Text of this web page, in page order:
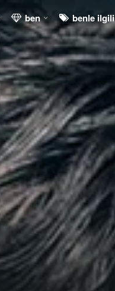
ben benle ilgili